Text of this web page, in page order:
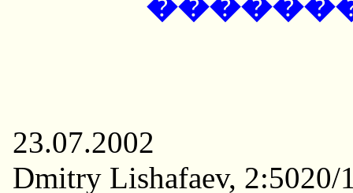
23.07.2002
Dmitry Lishafaev, 2:5020/